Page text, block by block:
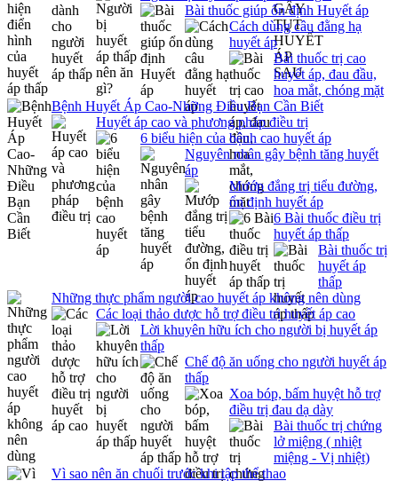
Bài thuốc giúp ổn định Huyết áp
Cách dùng câu đằng hạ
huyết áp
Bài thuốc trị cao
huyết áp, đau đầu,
hoa mắt, chóng mặt
Bệnh Huyết Áp Cao-Những Điều Bạn Cần Biết
Huyết áp cao và phương pháp điều trị
6 biểu hiện của bệnh cao huyết áp
Nguyên nhân gây bệnh tăng huyết
áp
Mướp đắng trị tiểu đường,
ổn định huyết áp
6 Bài thuốc điều trị
huyết áp thấp
Bài thuốc trị
huyết áp
thấp
Những thực phẩm người cao huyết áp không nên dùng
Các loại thảo dược hỗ trợ điều trị huyết áp cao
Lời khuyên hữu ích cho người bị huyết áp
thấp
Chế độ ăn uống cho người huyết áp
thấp
Xoa bóp, bấm huyệt hỗ trợ
điều trị đau dạ dày
Bài thuốc trị chứng
lở miệng ( nhiệt
miệng - Vị nhiệt)
Vì sao nên ăn chuối trước khi tập thể thao